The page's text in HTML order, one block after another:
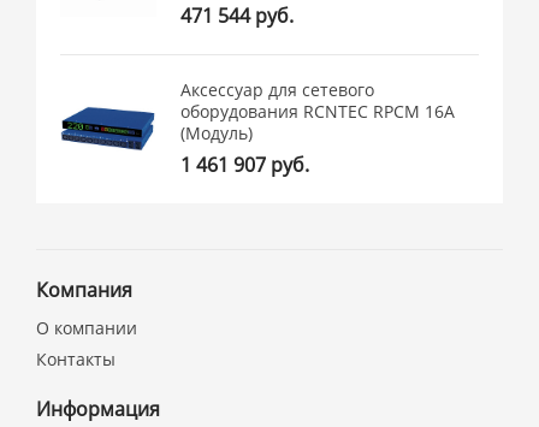
471 544 руб.
Аксессуар для сетевого
оборудования RCNTEC RPCM 16A
(Модуль)
1 461 907 руб.
Компания
О компании
Контакты
Информация